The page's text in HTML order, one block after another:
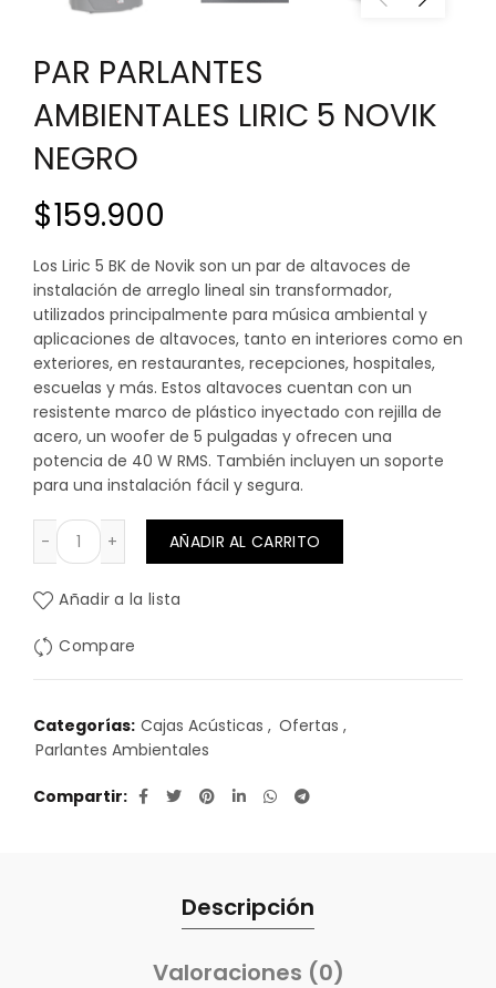
PAR PARLANTES
AMBIENTALES LIRIC 5 NOVIK
NEGRO
$159.900
Los Liric 5 BK de Novik son un par de altavoces de
instalación de arreglo lineal sin transformador,
utilizados principalmente para música ambiental y
aplicaciones de altavoces, tanto en interiores como en
exteriores, en restaurantes, recepciones, hospitales,
escuelas y más. Estos altavoces cuentan con un
resistente marco de plástico inyectado con rejilla de
acero, un woofer de 5 pulgadas y ofrecen una
potencia de 40 W RMS. También incluyen un soporte
para una instalación fácil y segura.
PAR PARLANTES AMBIENTALES LIRIC 5 NOVIK NEGRO
AÑADIR AL CARRITO
Añadir a la lista
Compare
Categorías: Cajas Acústicas , Ofertas ,
Parlantes Ambientales
Compartir
Descripción
Valoraciones (0)